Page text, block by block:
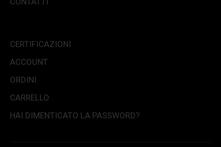
CERTIFICAZIONI
ACCOUNT
ORDINI
CARRELLO
HAI DIMENTICATO LA PASSWORD?